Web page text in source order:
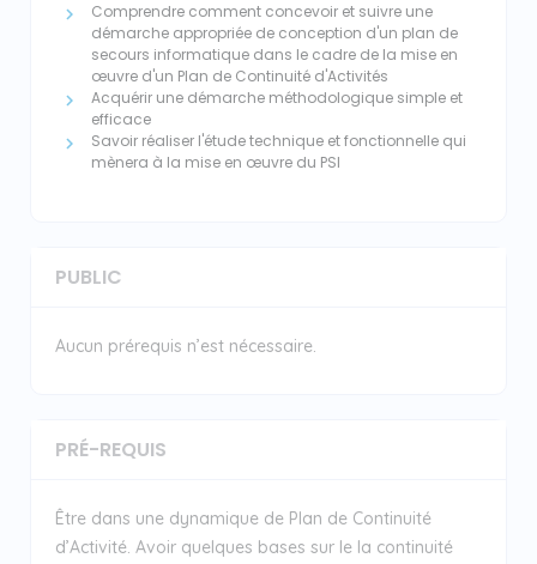
Comprendre comment concevoir et suivre une
démarche appropriée de conception d'un plan de
secours informatique dans le cadre de la mise en
œuvre d'un Plan de Continuité d'Activités
Acquérir une démarche méthodologique simple et
efficace
Savoir réaliser l'étude technique et fonctionnelle qui
mènera à la mise en œuvre du PSI
PUBLIC
Aucun prérequis n’est nécessaire.
PRÉ-REQUIS
Être dans une dynamique de Plan de Continuité
d’Activité. Avoir quelques bases sur le la continuité